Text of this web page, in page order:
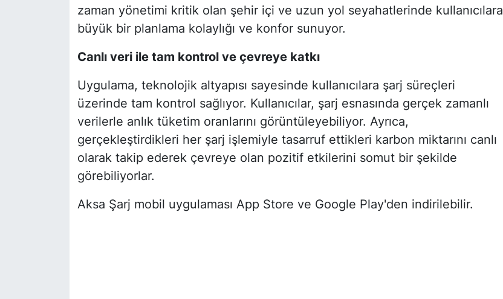
zaman yönetimi kritik olan şehir içi ve uzun yol seyahatlerinde kullanıcılara
büyük bir planlama kolaylığı ve konfor sunuyor.
Canlı veri ile tam kontrol ve çevreye katkı
Uygulama, teknolojik altyapısı sayesinde kullanıcılara şarj süreçleri
üzerinde tam kontrol sağlıyor. Kullanıcılar, şarj esnasında gerçek zamanlı
verilerle anlık tüketim oranlarını görüntüleyebiliyor. Ayrıca,
gerçekleştirdikleri her şarj işlemiyle tasarruf ettikleri karbon miktarını canlı
olarak takip ederek çevreye olan pozitif etkilerini somut bir şekilde
görebiliyorlar.
Aksa Şarj mobil uygulaması App Store ve Google Play'den indirilebilir.